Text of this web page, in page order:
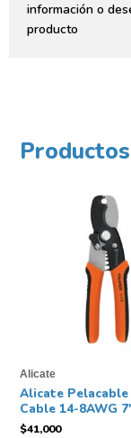
información o
producto
Alicate
Alicate
Cable 14-8AWG
$41,000